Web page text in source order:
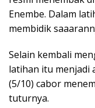
Enembe. Dalam
membidik
Selain kembali
latihan itu menjadi
(5/10) cabor
tuturnya.